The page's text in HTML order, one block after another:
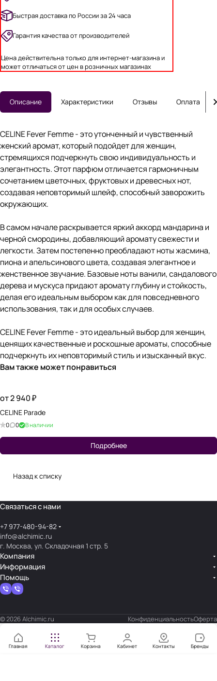
Быстрая доставка по России за 24 часа
Гарантия качества от производителей
Цена действительна только для интернет-магазина и
может отличаться от цен в розничных магазинах
Описание Характеристики Отзывы Оплата
CELINE Fever Femme - это утонченный и чувственный
женский аромат, который подойдет для женщин,
стремящихся подчеркнуть свою индивидуальность и
элегантность. Этот парфюм отличается гармоничным
сочетанием цветочных, фруктовых и древесных нот,
создавая неповторимый шлейф, способный заворожить
окружающих.
В самом начале раскрывается яркий аккорд мандарина и
черной смородины, добавляющий аромату свежести и
легкости. Затем постепенно преобладают ноты жасмина,
пиона и апельсинового цвета, создавая элегантное и
женственное звучание. Базовые ноты ванили, сандалового
дерева и мускуса придают аромату глубину и стойкость,
делая его идеальным выбором как для повседневного
использования, так и для особых случаев.
CELINE Fever Femme - это идеальный выбор для женщин,
ценящих качественные и роскошные ароматы, способные
подчеркнуть их неповторимый стиль и изысканный вкус.
Вам также может понравиться
от 2 940 ₽
CELINE Parade
0 0 В наличии
Подробнее
Назад к списку
Связаться с нами
+7 977-480-94-82
info@alchimic.ru
г. Москва, ул. Складочная 1 стр. 5
Компания
Информация
Помощь
© 2026 Alchimic.ru КонфиденциальностьОферта
Главная Каталог Корзина Кабинет Контакты Бренды